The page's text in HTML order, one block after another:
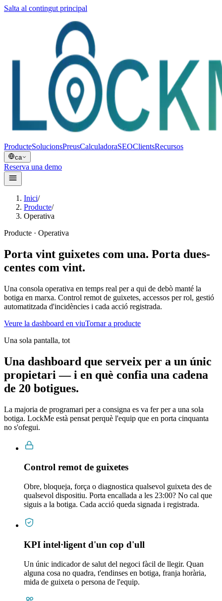
Salta al contingut principal
ProducteSolucionsPreusCalculadoraSEOClientsRecursos
ca
Reserva una demo
Inici/
Producte/
Operativa
Producte · Operativa
Porta vint guixetes com una. Porta dues-
centes com vint.
Una consola operativa en temps real per a qui de debò manté la
botiga en marxa. Control remot de guixetes, accessos per rol, gestió
automatitzada d'incidències i cada acció registrada.
Veure la dashboard en viuTornar a producte
Una sola pantalla, tot
Una dashboard que serveix per a un únic
propietari — i en què confia una cadena
de 20 botigues.
La majoria de programari per a consigna es va fer per a una sola
botiga. LockMe està pensat perquè l'equip que en porta cinquanta
no s'ofegui.
Control remot de guixetes
Obre, bloqueja, força o diagnostica qualsevol guixeta des de
qualsevol dispositiu. Porta encallada a les 23:00? No cal que
siguis a la botiga. Cada acció queda signada i registrada.
KPI intel·ligent d'un cop d'ull
Un únic indicador de salut del negoci fàcil de llegir. Quan
alguna cosa no quadra, t'endinses en botiga, franja horària,
mida de guixeta o persona de l'equip.